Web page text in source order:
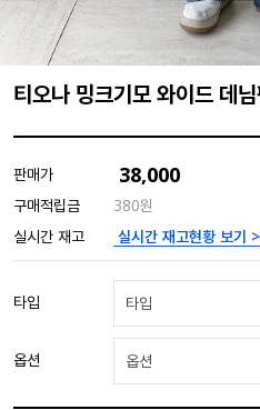
티오나 밍크기모 와이드 데
판매가 38,000
구매적립금
380원
실시간 재고
실시간 재고현황 보기 >
타입 타입
옵션 옵션